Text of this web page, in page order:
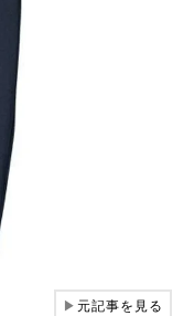
▶元記事を見る